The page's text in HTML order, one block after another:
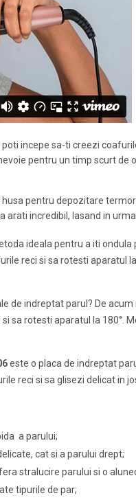
incepe sa-ti creezi
pentru un timp scurt de
pentru depozitare
arati incredibil, lasand in
ideala pentru a iti ondula
reci si sa rotesti aparatul
de indreptat parul? De acum
sa rotesti aparatul la 180°.
este o placa de indreptat
reci si sa glisezi delicat in
a parului;
cat si a parului drept;
stralucire parului si o
tipurile de par;